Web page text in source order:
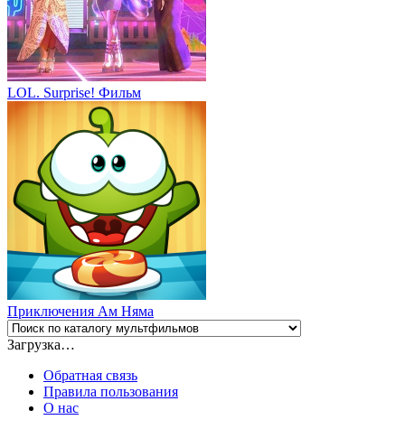
LOL. Surprise! Фильм
Приключения Ам Няма
Загрузка…
Обратная связь
Правила пользования
О нас